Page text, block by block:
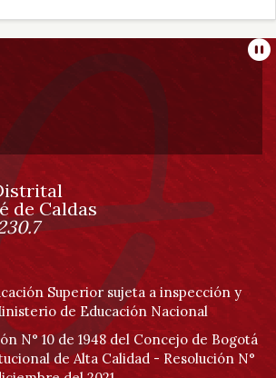
de Caldas
Superior sujeta a inspección y
de Educación Nacional
N° 10 de 1948 del Concejo de Bogotá
de Alta Calidad - Resolución N°